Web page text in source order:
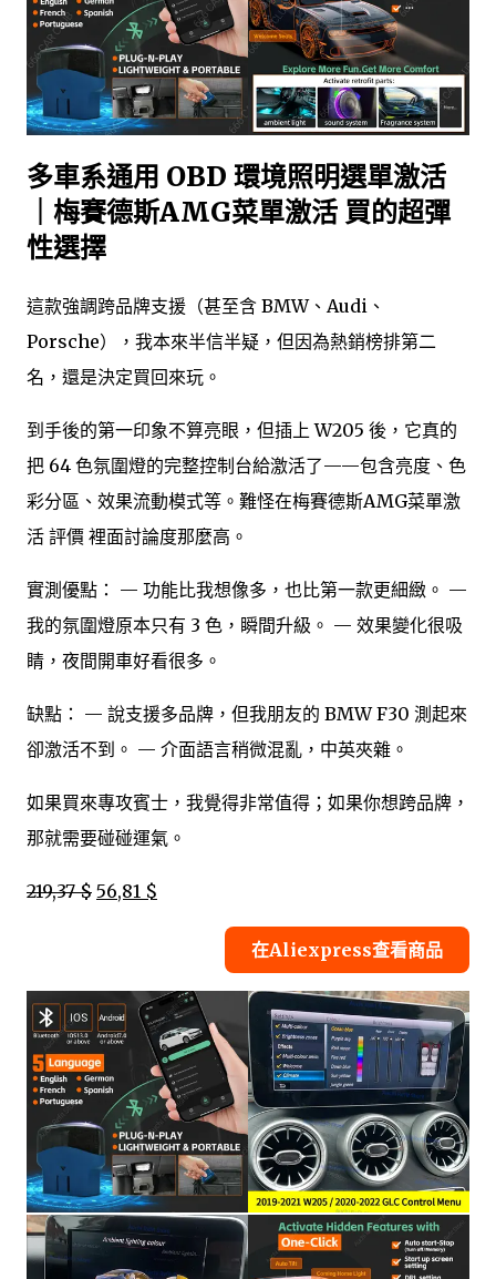
多車系通用 OBD 環境照明選單激活
｜梅賽德斯AMG菜單激活 買的超彈
性選擇
這款強調跨品牌支援（甚至含 BMW、Audi、
Porsche），我本來半信半疑，但因為熱銷榜排第二
名，還是決定買回來玩。
到手後的第一印象不算亮眼，但插上 W205 後，它真的
把 64 色氛圍燈的完整控制台給激活了——包含亮度、色
彩分區、效果流動模式等。難怪在梅賽德斯AMG菜單激
活 評價 裡面討論度那麼高。
實測優點： — 功能比我想像多，也比第一款更細緻。 —
我的氛圍燈原本只有 3 色，瞬間升級。 — 效果變化很吸
睛，夜間開車好看很多。
缺點： — 說支援多品牌，但我朋友的 BMW F30 測起來
卻激活不到。 — 介面語言稍微混亂，中英夾雜。
如果買來專攻賓士，我覺得非常值得；如果你想跨品牌，
那就需要碰碰運氣。
219,37 $ 56,81 $
在Aliexpress查看商品